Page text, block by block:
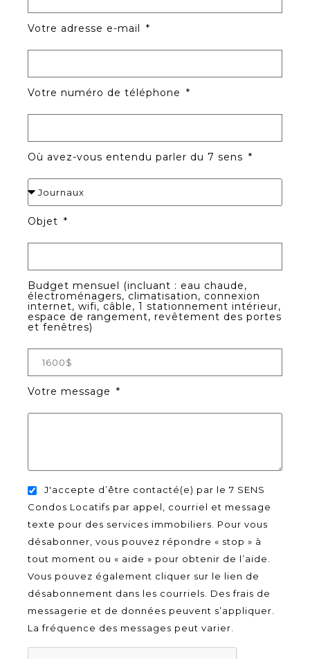
Votre adresse e-mail
Votre numéro de téléphone
Où avez-vous entendu parler du 7 sens
Objet
Budget mensuel (incluant : eau chaude,
électroménagers, climatisation, connexion
internet, wifi, câble, 1 stationnement intérieur,
espace de rangement, revêtement des portes
et fenêtres)
Votre message
J'accepte d’être contacté(e) par le 7 SENS
Condos Locatifs par appel, courriel et message
texte pour des services immobiliers. Pour vous
désabonner, vous pouvez répondre « stop » à
tout moment ou « aide » pour obtenir de l’aide.
Vous pouvez également cliquer sur le lien de
désabonnement dans les courriels. Des frais de
messagerie et de données peuvent s’appliquer.
La fréquence des messages peut varier.